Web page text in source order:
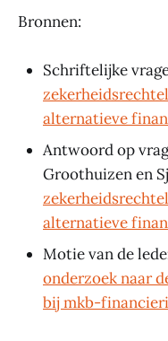
Bronnen:
Schriftelijke
alternatieve
Antwoord op
Groothuizen en
alternatieve
Motie van de
onderzoek naar
bij mkb-